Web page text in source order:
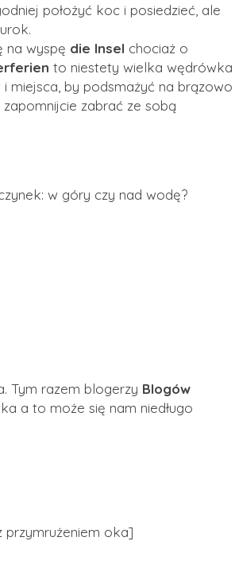
położyć koc i posiedzieć, ale
na wyspę die Insel chociaż o
to niestety wielka wędrówka
miejsca, by podsmażyć na brązowo
zabrać ze sobą
w góry czy nad wodę?
Tym razem blogerzy Blogów
a to może się nam niedługo
przymrużeniem oka]